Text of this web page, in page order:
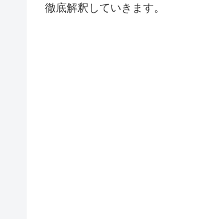
徹底解釈していきます。